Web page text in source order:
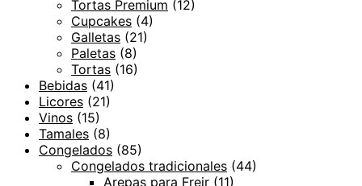
Tortas Premium (12)
Cupcakes (4)
Galletas (21)
Paletas (8)
Tortas (16)
Bebidas (41)
Licores (21)
Vinos (15)
Tamales (8)
Congelados (85)
Congelados tradicionales (44)
Arepas para Freir (11)